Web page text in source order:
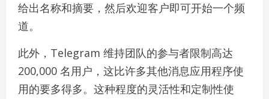
给出名称和摘要，然后欢迎客户即可开始一个频
道。
此外，Telegram 维持团队的参与者限制高达
200,000 名用户，这比许多其他消息应用程序使
用的要多得多。这种程度的灵活性和定制性使